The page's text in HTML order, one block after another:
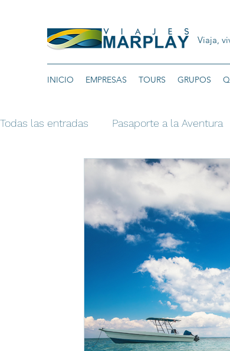
Viaja,
INICIO EMPRESAS TOURS GRUPOS
Todas las entradas Pasaporte a la Aventura